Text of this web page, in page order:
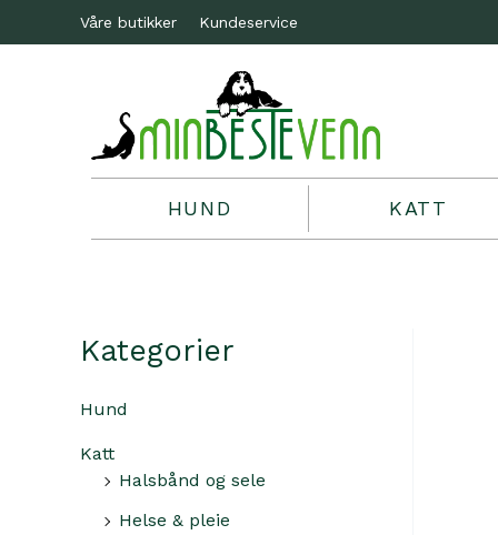
Våre butikker Kundeservice
HUND KATT
Kategorier
Hund
Katt
Halsbånd og sele
Helse & pleie